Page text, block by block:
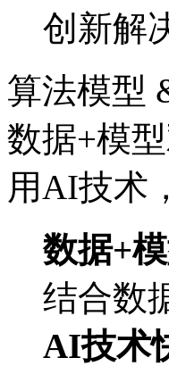
创新解
算法模型
数据+模型
用AI技术
数据+模
结合数
AI技术快